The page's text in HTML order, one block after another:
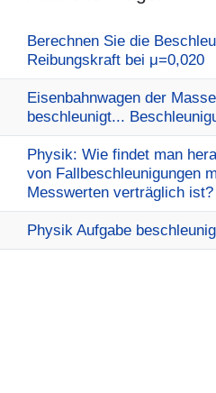
Berechnen Sie die
Reibungskraft bei μ=0,020
Eisenbahnwagen der
beschleunigt...
Physik: Wie findet man
von Fallbeschleunigungen
Messwerten verträglich ist?
Physik Aufgabe